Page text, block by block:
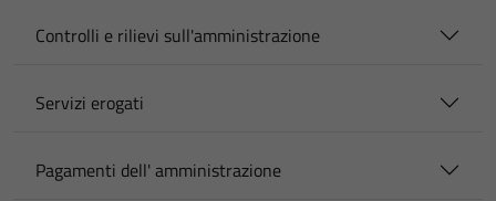
Controlli e rilievi sull'amministrazione
Servizi erogati
Pagamenti dell' amministrazione